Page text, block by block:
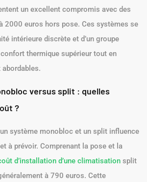
un excellent compromis avec des
2000 euros hors pose. Ces systèmes se
intérieure discrète et d’un groupe
thermique supérieur tout en
versus split : quelles
?
système monobloc et un split influence
à prévoir. Comprenant la pose et la
d’installation d’une climatisation split
à 790 euros. Cette